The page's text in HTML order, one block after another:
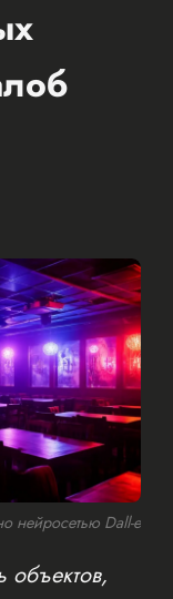
нейросетью Dall-e
объектов,